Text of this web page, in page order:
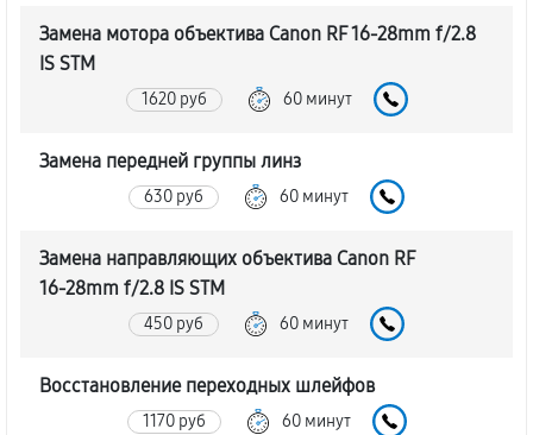
Замена мотора объектива Canon RF 16‑28mm f/2.8
IS STM
1620 руб 60 минут
Замена передней группы линз
630 руб 60 минут
Замена направляющих объектива Canon RF
16‑28mm f/2.8 IS STM
450 руб 60 минут
Восстановление переходных шлейфов
1170 руб 60 минут